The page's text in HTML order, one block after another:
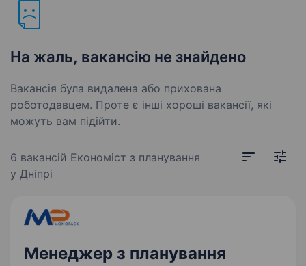
На жаль, вакансію не знайдено
Вакансія була видалена або прихована
роботодавцем. Проте є інші хороші вакансії, які
можуть вам підійти.
6 вакансій Економіст з планування
у Дніпрі
Менеджер з планування